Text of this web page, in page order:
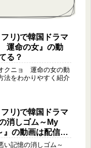
リ)で韓国ドラマ
運命の女』の動
る？
クニョ 運命の女の動
法をわかりやすく紹介
リ)で韓国ドラマ
消しゴム～My
』の動画は配信し
い記憶の消しゴム～